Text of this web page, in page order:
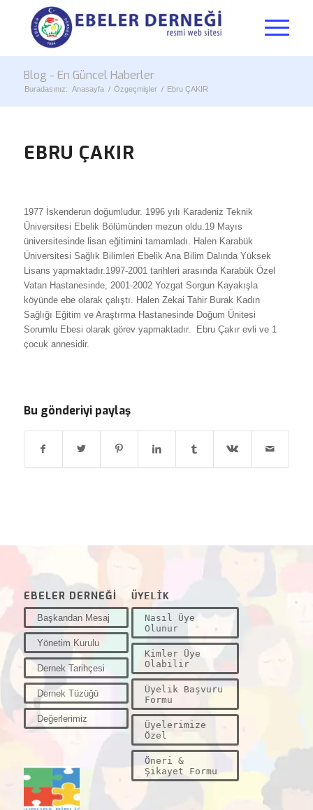
Blog - En Güncel Haberler
Buradasınız: Anasayfa / Özgeçmişler / Ebru ÇAKIR
EBRU ÇAKIR
1977 İskenderun doğumludur. 1996 yılı Karadeniz Teknik
Üniversitesi Ebelik Bölümünden mezun oldu.19 Mayıs
üniversitesinde lisan eğitimini tamamladı. Halen Karabük
Üniversitesi Sağlık Bilimleri Ebelik Ana Bilim Dalında Yüksek
Lisans yapmaktadır.1997-2001 tarihleri arasında Karabük Özel
Vatan Hastanesinde, 2001-2002 Yozgat Sorgun Kayakışla
köyünde ebe olarak çalıştı. Halen Zekai Tahir Burak Kadın
Sağlığı Eğitim ve Araştırma Hastanesinde Doğum Ünitesi
Sorumlu Ebesi olarak görev yapmaktadır. Ebru Çakır evli ve 1
çocuk annesidir.
Bu gönderiyi paylaş
EBELER DERNEĞİ
Başkandan Mesaj
Yönetim Kurulu
Dernek Tarihçesi
Dernek Tüzüğü
Değerlerimiz
ÜYELİK
Nasıl Üye
Olunur
Kimler Üye
Olabilir
Üyelik Başvuru
Formu
Üyelerimize
Özel
Öneri &
Şikayet Formu